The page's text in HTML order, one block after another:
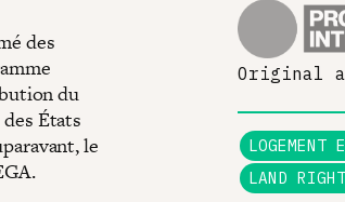
des
du
États
le
Original
LAND